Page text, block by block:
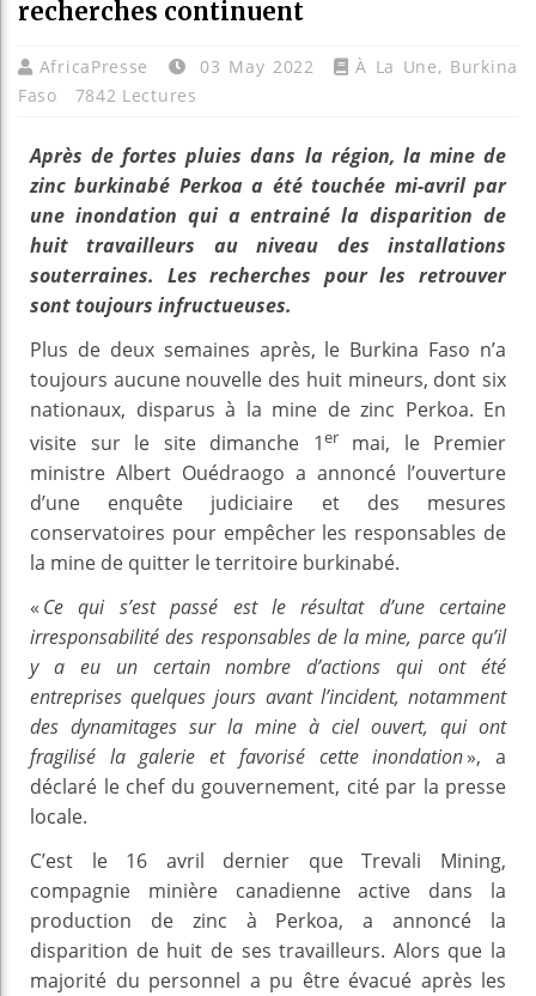
recherches continuent
AfricaPresse 03 May 2022 À La Une, Burkina
Faso
7842 Lectures
Après de fortes pluies dans la région, la mine de
zinc burkinabé Perkoa a été touchée mi-avril par
une inondation qui a entrainé la disparition de
huit travailleurs au niveau des installations
souterraines. Les recherches pour les retrouver
sont toujours infructueuses.
Plus de deux semaines après, le Burkina Faso n’a
toujours aucune nouvelle des huit mineurs, dont six
nationaux, disparus à la mine de zinc Perkoa. En
visite sur le site dimanche 1ermai, le Premier
ministre Albert Ouédraogo a annoncé l’ouverture
d’une enquête judiciaire et des mesures
conservatoires pour empêcher les responsables de
la mine de quitter le territoire burkinabé.
« Ce qui s’est passé est le résultat d’une certaine
irresponsabilité des responsables de la mine, parce qu’il
y a eu un certain nombre d’actions qui ont été
entreprises quelques jours avant l’incident, notamment
des dynamitages sur la mine à ciel ouvert, qui ont
fragilisé la galerie et favorisé cette inondation», a
déclaré le chef du gouvernement, cité par la presse
locale.
C’est le 16 avril dernier que Trevali Mining,
compagnie minière canadienne active dans la
production de zinc à Perkoa, a annoncé la
disparition de huit de ses travailleurs. Alors que la
majorité du personnel a pu être évacué après les